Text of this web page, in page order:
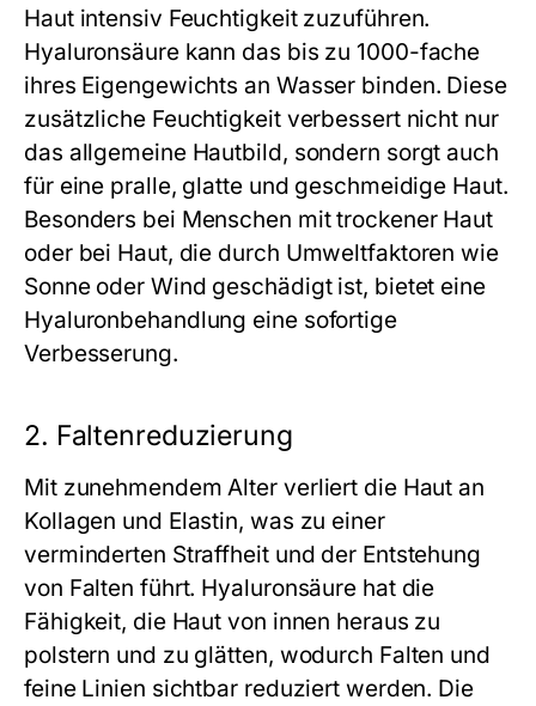
Haut intensiv Feuchtigkeit zuzuführen.
Hyaluronsäure kann das bis zu 1000-fache
ihres Eigengewichts an Wasser binden. Diese
zusätzliche Feuchtigkeit verbessert nicht nur
das allgemeine Hautbild, sondern sorgt auch
für eine pralle, glatte und geschmeidige Haut.
Besonders bei Menschen mit trockener Haut
oder bei Haut, die durch Umweltfaktoren wie
Sonne oder Wind geschädigt ist, bietet eine
Hyaluronbehandlung eine sofortige
Verbesserung.
2. Faltenreduzierung
Mit zunehmendem Alter verliert die Haut an
Kollagen und Elastin, was zu einer
verminderten Straffheit und der Entstehung
von Falten führt. Hyaluronsäure hat die
Fähigkeit, die Haut von innen heraus zu
polstern und zu glätten, wodurch Falten und
feine Linien sichtbar reduziert werden. Die